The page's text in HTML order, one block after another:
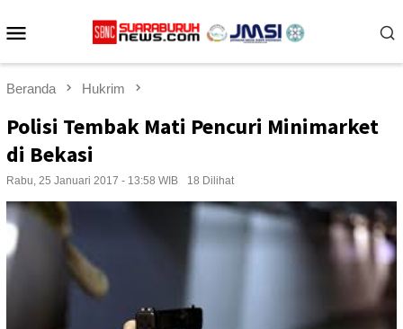
ke
Beranda Hukrim
Polisi Tembak Mati Pencuri Minimarket
di Bekasi
Rabu, 25 Januari 2017 - 13:58 WIB 18 Dilihat